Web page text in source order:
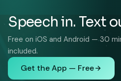
Speech in. Text
Free on iOS and Android — 30
included.
Get the App — Free